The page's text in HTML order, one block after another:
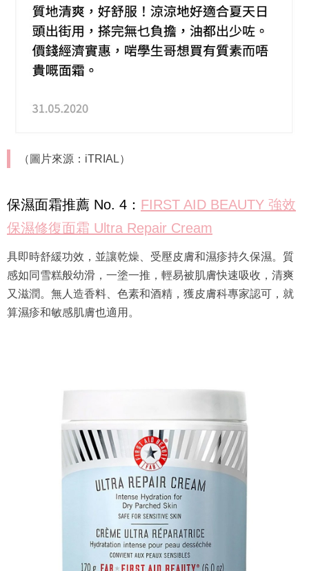
（圖片來源：iTRIAL）
保濕面霜推薦 No. 4： FIRST AID BEAUTY 強效
保濕修復面霜 Ultra Repair Cream
具即時舒緩功效，並讓乾燥、受壓皮膚和濕疹持久保濕。質
感如同雪糕般幼滑，一塗一推，輕易被肌膚快速吸收，清爽
又滋潤。無人造香料、色素和酒精，獲皮膚科專家認可，就
算濕疹和敏感肌膚也適用。